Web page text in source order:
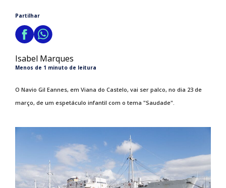
Partilhar
Isabel Marques
Menos de 1 minuto de leitura
O Navio Gil Eannes, em Viana do Castelo, vai ser palco, no dia 23 de
março, de um espetáculo infantil com o tema "Saudade".